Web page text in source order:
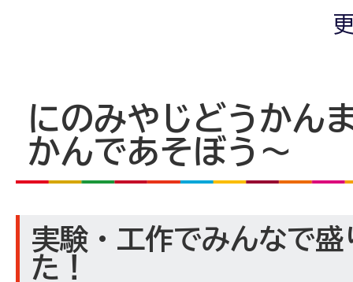
にのみやじどうかん
かんであそぼう～
実験・工作でみんなで盛
た！